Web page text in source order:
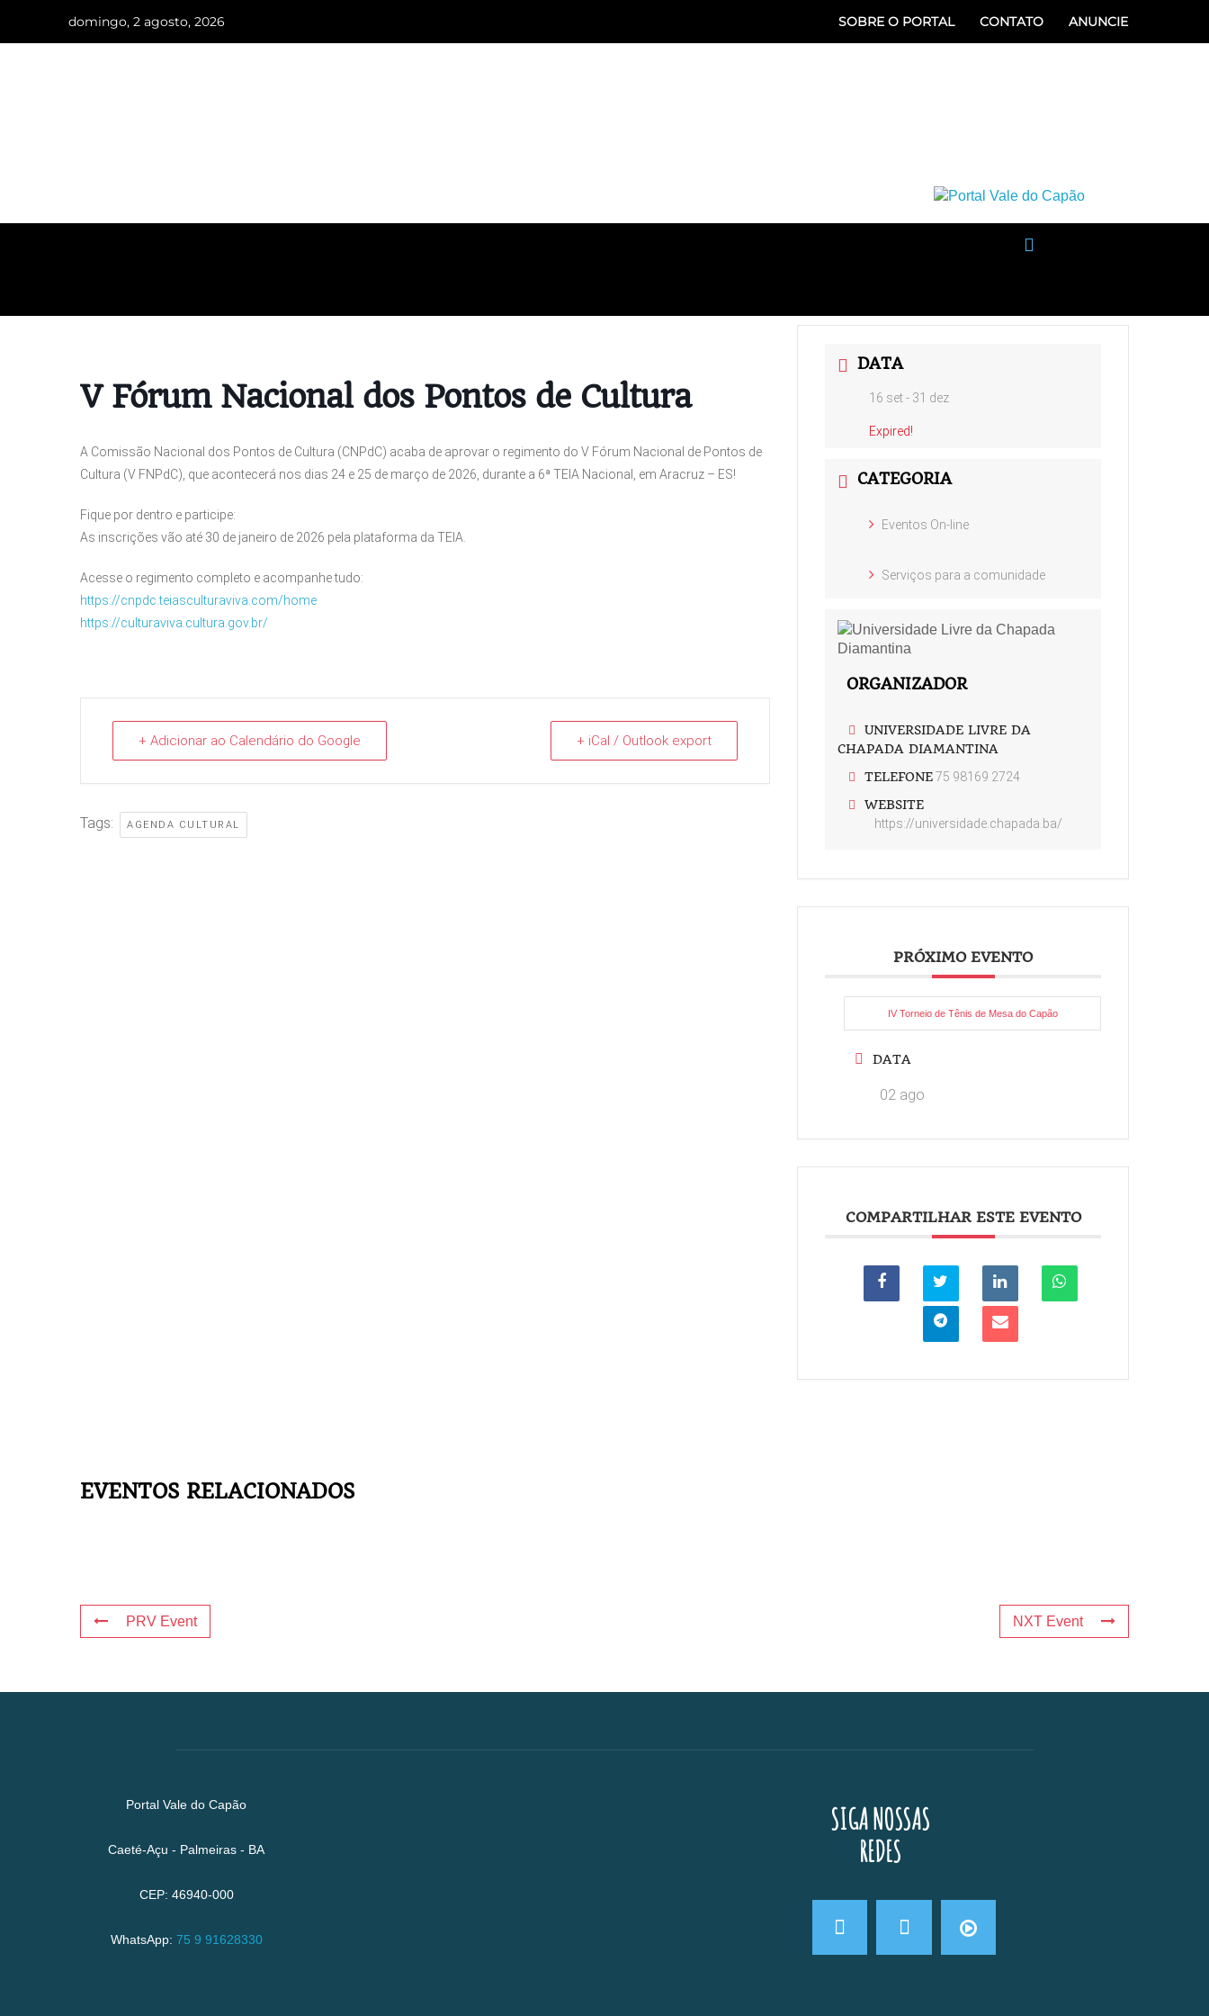
domingo, 2 agosto, 2026 SOBRE O PORTAL CONTATO ANUNCIE
V Fórum Nacional dos Pontos de Cultura
A Comissão Nacional dos Pontos de Cultura (CNPdC) acaba de aprovar o regimento do V Fórum Nacional de Pontos de
Cultura (V FNPdC), que acontecerá nos dias 24 e 25 de março de 2026, durante a 6ª TEIA Nacional, em Aracruz – ES!
Fique por dentro e participe:
As inscrições vão até 30 de janeiro de 2026 pela plataforma da TEIA.
Acesse o regimento completo e acompanhe tudo:
https://cnpdc.teiasculturaviva.com/home
https://culturaviva.cultura.gov.br/
+ Adicionar ao Calendário do Google + iCal / Outlook export
Tags: AGENDA CULTURAL
DATA
16 set- 31 dez
Expired!
CATEGORIA
Eventos On-line
Serviços para a comunidade
ORGANIZADOR
UNIVERSIDADE LIVRE DA
CHAPADA DIAMANTINA
TELEFONE 75 98169 2724
WEBSITE
https://universidade.chapada.ba/
PRÓXIMO EVENTO
IV Torneio de Tênis de Mesa do Capão
DATA
02 ago
COMPARTILHAR ESTE EVENTO
EVENTOS RELACIONADOS
PRV Event NXT Event
Portal Vale do Capão
Caeté-Açu - Palmeiras - BA
CEP: 46940-000
WhatsApp: 75 9 91628330
SIGA NOSSAS
REDES